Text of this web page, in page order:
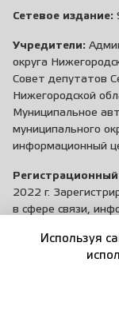
Сетевое издание:
Учредители:
округа
Совет депутатов
Нижегородской
Муниципальное
муниципального
информационный
2022 г.
в сфере связи,
Главный редактор:
Используя